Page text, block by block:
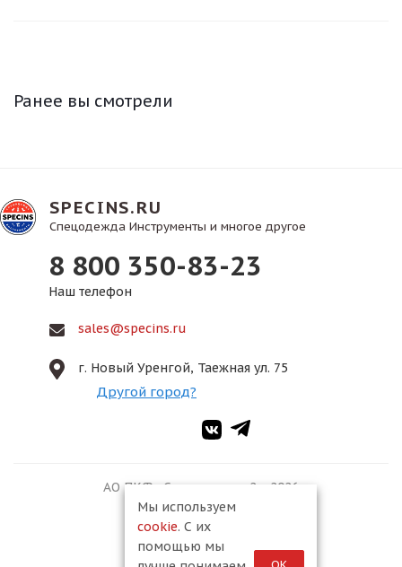
Ранее вы смотрели
SPECINS.RU
Спецодежда Инструменты и многое другое
8 800 350-83-23
Наш телефон
sales@specins.ru
г. Новый Уренгой, Таежная ул. 75
Другой город?
АО ПКФ «Спецмонтаж-2», 2026
Мы используем
cookie. С их
помощью мы